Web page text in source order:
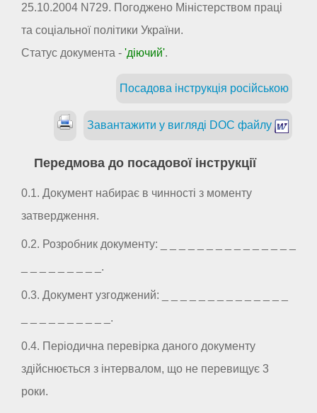
25.10.2004 N729. Погоджено Міністерством праці
та соціальної політики України.
Статус документа - 'діючий'.
Посадова інструкція російською
Завантажити у вигляді DOC файлу
Передмова до посадової інструкції
0.1. Документ набирає в чинності з моменту
затвердження.
0.2. Розробник документу: _ _ _ _ _ _ _ _ _ _ _ _ _ _ _
_ _ _ _ _ _ _ _ _.
0.3. Документ узгоджений: _ _ _ _ _ _ _ _ _ _ _ _ _ _
_ _ _ _ _ _ _ _ _ _.
0.4. Періодична перевірка даного документу
здійснюється з інтервалом, що не перевищує 3
роки.